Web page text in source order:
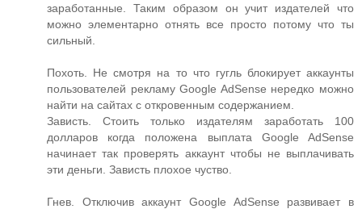
заработанные. Таким образом он учит издателей что
можно элементарно отнять все просто потому что ты
сильный.
Похоть. Не смотря на то что гугль блокирует аккаунты
пользователей рекламу Google AdSense нередко можно
найти на сайтах с откровенным содержанием.
Зависть. Стоить только издателям заработать 100
долларов когда положена выплата Google AdSense
начинает так проверять аккаунт чтобы не выплачивать
эти деньги. Зависть плохое чуство.
Гнев. Отключив аккаунт Google AdSense развивает в